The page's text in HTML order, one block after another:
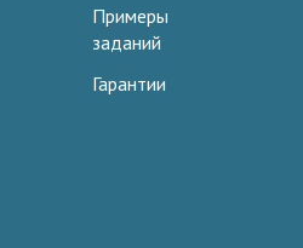
Примеры
заданий
Гарантии